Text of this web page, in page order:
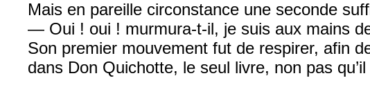
Mais en pareille circonstance une seconde
— Oui ! oui ! murmura-t-il, je suis aux mains
Son premier mouvement fut de respirer, afin
dans Don Quichotte, le seul livre, non pas